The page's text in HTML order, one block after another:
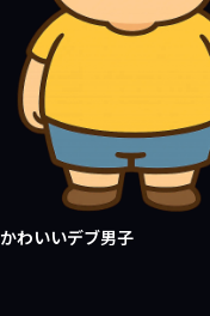
かわいいデブ男子